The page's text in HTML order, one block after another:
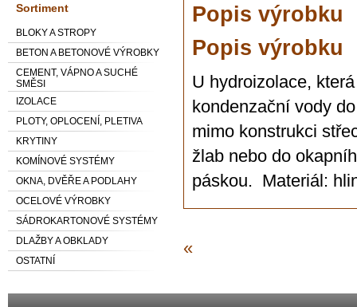
Sortiment
BLOKY A STROPY
BETON A BETONOVÉ VÝROBKY
CEMENT, VÁPNO A SUCHÉ
SMĚSI
IZOLACE
PLOTY, OPLOCENÍ, PLETIVA
KRYTINY
KOMÍNOVÉ SYSTÉMY
OKNA, DVĚŘE A PODLAHY
OCELOVÉ VÝROBKY
SÁDROKARTONOVÉ SYSTÉMY
DLAŽBY A OBKLADY
OSTATNÍ
Popis výrobku
Popis výrobku
U hydroizolace,
kondenzační vody
mimo konstrukci
žlab nebo do
páskou. Materiál:
«